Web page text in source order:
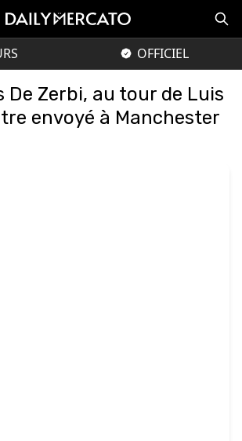
OFFICIEL
De Zerbi, au tour de Luis
envoyé à Manchester